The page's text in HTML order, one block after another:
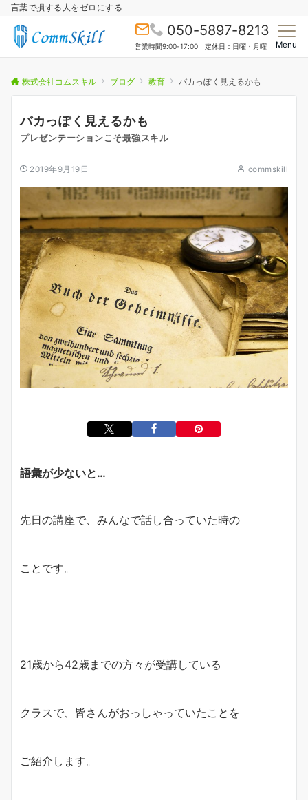
言葉で損する人をゼロにする
050-5897-8213
営業時間9:00-17:00 定休日：日曜・月曜 Menu
株式会社コムスキル ブログ 教育 バカっぽく見えるかも
バカっぽく見えるかも
プレゼンテーションこそ最強スキル
2019年9月19日 commskill
語彙が少ないと…
先日の講座で、みんなで話し合っていた時の
ことです。
21歳から42歳までの方々が受講している
クラスで、皆さんがおっしゃっていたことを
ご紹介します。